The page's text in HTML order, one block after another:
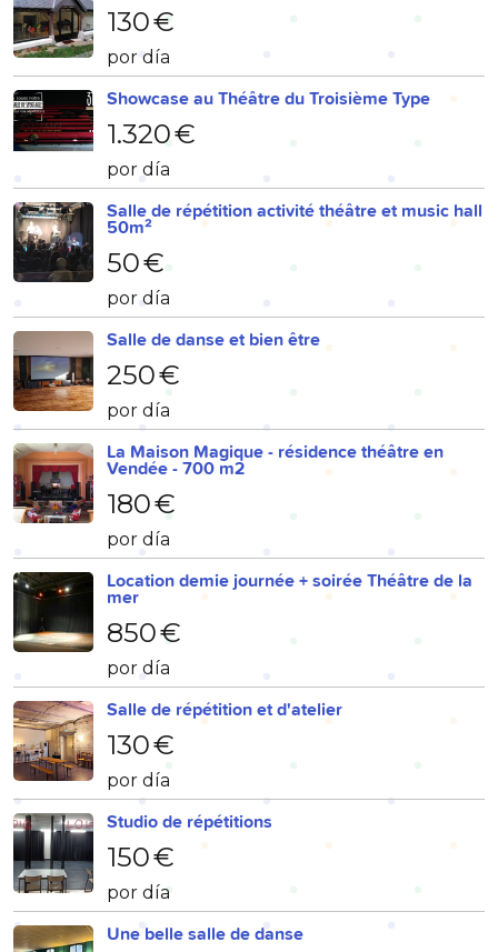
130 €
por día
Showcase au Théâtre du Troisième Type
1.320 €
por día
Salle de répétition activité théâtre et music hall
50m²
50 €
por día
Salle de danse et bien être
250 €
por día
La Maison Magique - résidence théâtre en
Vendée - 700 m2
180 €
por día
Location demie journée + soirée Théâtre de la
mer
850 €
por día
Salle de répétition et d'atelier
130 €
por día
Studio de répétitions
150 €
por día
Une belle salle de danse